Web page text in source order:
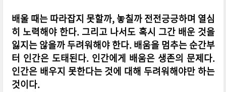
배울 때는 따라잡지 못할까, 놓칠까 전전긍긍하며 열심
히 노력해야 한다. 그리고 나서도 혹시 그간 배운 것을
잃지는 않을까 두려워해야 한다. 배움을 멈추는 순간부
터 인간은 도태된다. 인간에게 배움은 생존의 문제다.
인간은 배우지 못한다는 것에 대해 두려워해야만 하는
것이다.